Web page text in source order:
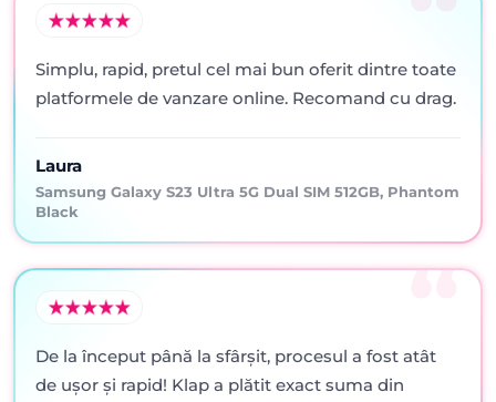
Simplu, rapid, pretul cel mai bun oferit dintre toate
platformele de vanzare online. Recomand cu drag.
Laura
Samsung Galaxy S23 Ultra 5G Dual SIM 512GB, Phantom
Black
De la început până la sfârșit, procesul a fost atât
de ușor și rapid! Klap a plătit exact suma din